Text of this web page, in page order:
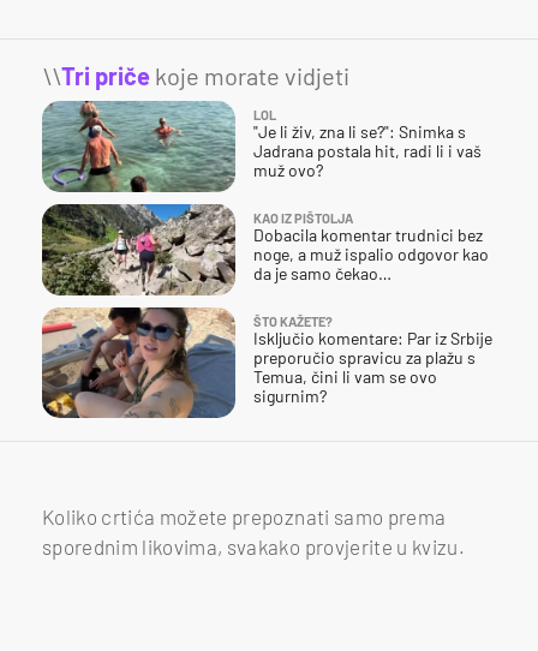
\\Tri priče koje morate vidjeti
LOL
"Je li živ, zna li se?": Snimka s
Jadrana postala hit, radi li i vaš
muž ovo?
KAO IZ PIŠTOLJA
Dobacila komentar trudnici bez
noge, a muž ispalio odgovor kao
da je samo čekao…
ŠTO KAŽETE?
Isključio komentare: Par iz Srbije
preporučio spravicu za plažu s
Temua, čini li vam se ovo
sigurnim?
Koliko crtića možete prepoznati samo prema
sporednim likovima, svakako provjerite u kvizu.